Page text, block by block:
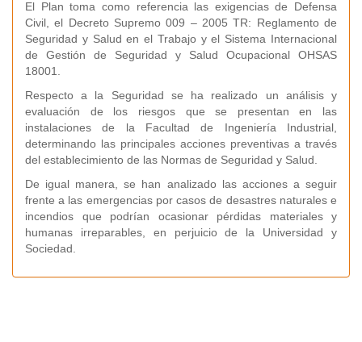
El Plan toma como referencia las exigencias de Defensa
Civil, el Decreto Supremo 009 – 2005 TR: Reglamento de
Seguridad y Salud en el Trabajo y el Sistema Internacional
de Gestión de Seguridad y Salud Ocupacional OHSAS
18001.
Respecto a la Seguridad se ha realizado un análisis y
evaluación de los riesgos que se presentan en las
instalaciones de la Facultad de Ingeniería Industrial,
determinando las principales acciones preventivas a través
del establecimiento de las Normas de Seguridad y Salud.
De igual manera, se han analizado las acciones a seguir
frente a las emergencias por casos de desastres naturales e
incendios que podrían ocasionar pérdidas materiales y
humanas irreparables, en perjuicio de la Universidad y
Sociedad.